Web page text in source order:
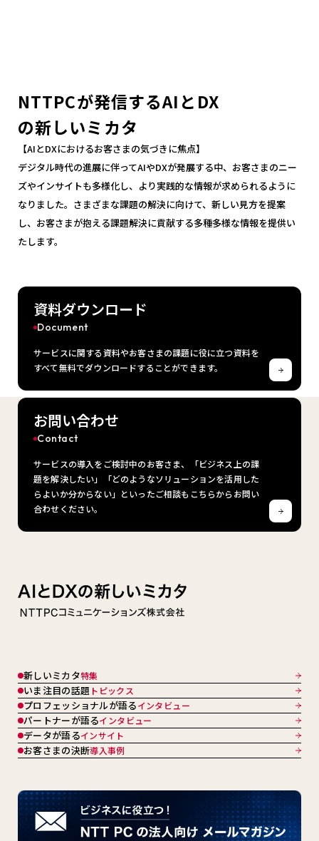
NTTPCが発信するAIとDX
の新しいミカタ
【AIとDXにおけるお客さまの気づきに焦点】
デジタル時代の進展に伴ってAIやDXが発展する中、お客さまのニー
ズやインサイトも多様化し、より実践的な情報が求められるように
なりました。さまざまな課題の解決に向けて、新しい見方を提案
し、お客さまが抱える課題解決に貢献する多種多様な情報を提供い
たします。
資料ダウンロード
Document
サービスに関する資料やお客さまの課題に役に立つ資料を
すべて無料でダウンロードすることができます。
お問い合わせ
Contact
サービスの導入をご検討中のお客さま、「ビジネス上の課
題を解決したい」「どのようなソリューションを活用した
らよいか分からない」といったご相談もこちらからお問い
合わせください。
新しいミカタ特集
いま注目の話題 トピックス
プロフェッショナルが語るインタビュー
パートナーが語るインタビュー
データが語るインサイト
お客さまの決断導入事例